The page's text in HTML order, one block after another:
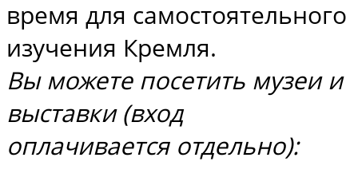
время для самостоятельного
изучения Кремля.
Вы можете посетить музеи и
выставки (вход
оплачивается отдельно):